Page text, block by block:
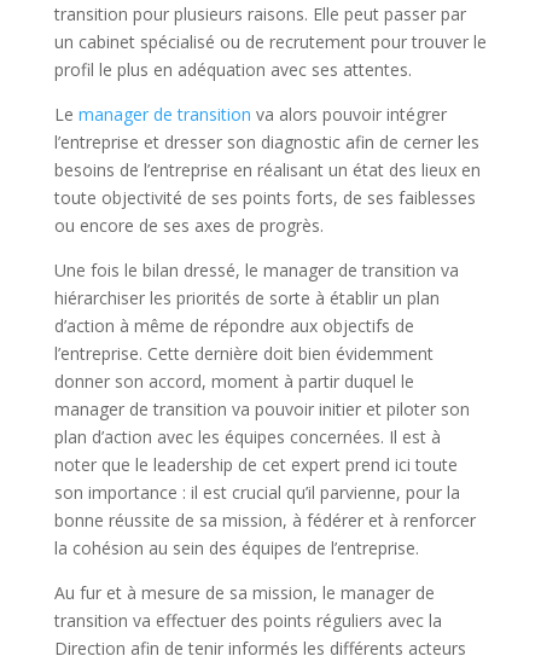
transition pour plusieurs raisons. Elle peut passer par
un cabinet spécialisé ou de recrutement pour trouver le
profil le plus en adéquation avec ses attentes.
Le manager de transition va alors pouvoir intégrer
l’entreprise et dresser son diagnostic afin de cerner les
besoins de l’entreprise en réalisant un état des lieux en
toute objectivité de ses points forts, de ses faiblesses
ou encore de ses axes de progrès.
Une fois le bilan dressé, le manager de transition va
hiérarchiser les priorités de sorte à établir un plan
d’action à même de répondre aux objectifs de
l’entreprise. Cette dernière doit bien évidemment
donner son accord, moment à partir duquel le
manager de transition va pouvoir initier et piloter son
plan d’action avec les équipes concernées. Il est à
noter que le leadership de cet expert prend ici toute
son importance : il est crucial qu’il parvienne, pour la
bonne réussite de sa mission, à fédérer et à renforcer
la cohésion au sein des équipes de l’entreprise.
Au fur et à mesure de sa mission, le manager de
transition va effectuer des points réguliers avec la
Direction afin de tenir informés les différents acteurs